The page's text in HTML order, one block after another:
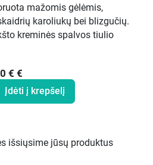
mažomis gėlėmis,
karoliukų bei blizgučių.
kreminės spalvos tiulio
€ €
Įdėti į krepšelį
išsiųsime jūsų produktus